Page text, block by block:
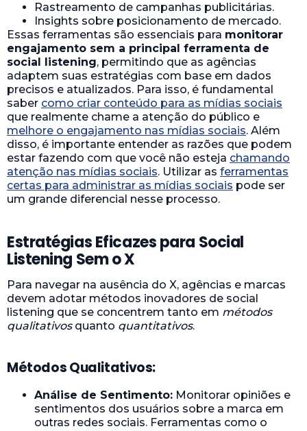
Rastreamento de campanhas publicitárias.
Insights sobre posicionamento de mercado.
Essas ferramentas são essenciais para monitorar
engajamento sem a principal ferramenta de
social listening, permitindo que as agências
adaptem suas estratégias com base em dados
precisos e atualizados. Para isso, é fundamental
saber como criar conteúdo para as mídias sociais
que realmente chame a atenção do público e
melhore o engajamento nas mídias sociais. Além
disso, é importante entender as razões que podem
estar fazendo com que você não esteja chamando
atenção nas mídias sociais. Utilizar as ferramentas
certas para administrar as mídias sociais pode ser
um grande diferencial nesse processo.
Estratégias Eficazes para Social
Listening Sem o X
Para navegar na ausência do X, agências e marcas
devem adotar métodos inovadores de social
listening que se concentrem tanto em métodos
qualitativosquanto quantitativos.
Métodos Qualitativos:
Análise de Sentimento: Monitorar opiniões e
sentimentos dos usuários sobre a marca em
outras redes sociais. Ferramentas como o